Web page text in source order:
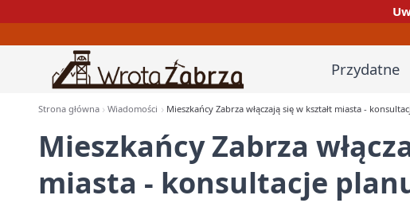
Przydatne
Strona główna Wiadomości Mieszkańcy Zabrza włączają się w kształt miasta -
Mieszkańcy Zabrza
miasta - konsultacje